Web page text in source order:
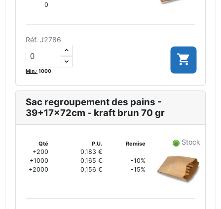
0
Réf. J2786
Min.:1000

Sac regroupement des pains -
39+17x72cm - kraft brun 70 gr
Qté P.U. Remise
+200
0,183 €
+1000
0,165 €
-10%
+2000
0,156 € -15%
Stock